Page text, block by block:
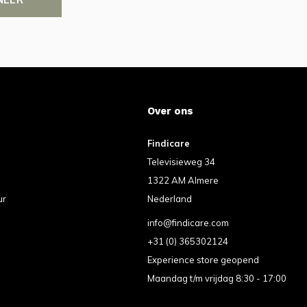
Over ons
Findicare
Televisieweg 34
1322 AM Almere
Nederland
info@findicare.com
+31 (0) 365302124
Experience store geopend
Maandag t/m vrijdag 8:30 - 17:00